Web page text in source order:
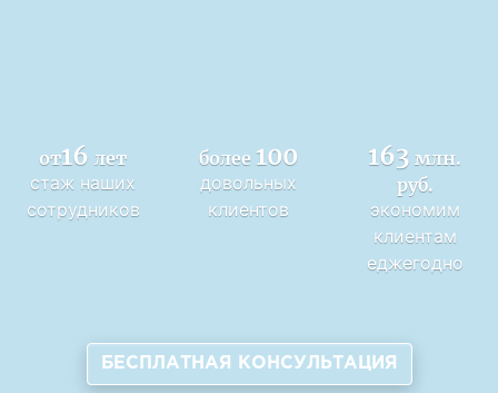
от16лет
стаж наших
сотрудников
более 100
довольных
клиентов
163млн.
руб.
экономим
клиентам
еджегодно
БЕСПЛАТНАЯ КОНСУЛЬТАЦИЯ